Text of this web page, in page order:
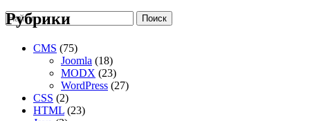
Поиск
Рубрики
CMS (75)
Joomla (18)
MODX (23)
WordPress (27)
CSS (2)
HTML (23)